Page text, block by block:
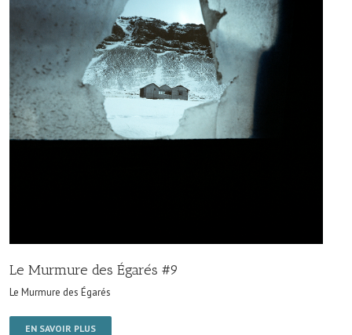
Le Murmure des Égarés #9
Le Murmure des Égarés
EN SAVOIR PLUS